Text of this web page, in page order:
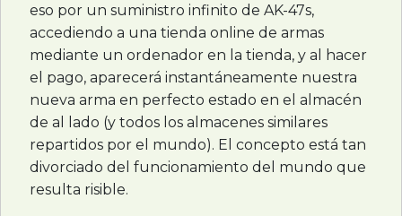
eso por un suministro infinito de AK-47s,
accediendo a una tienda online de armas
mediante un ordenador en la tienda, y al hacer
el pago, aparecerá instantáneamente nuestra
nueva arma en perfecto estado en el almacén
de al lado (y todos los almacenes similares
repartidos por el mundo). El concepto está tan
divorciado del funcionamiento del mundo que
resulta risible.